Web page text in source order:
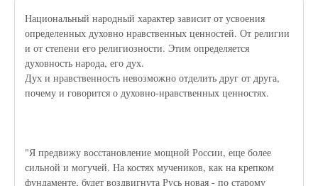
Национальный народный характер зависит от усвоения
определенных духовно нравственных ценностей. От религии
и от степени его религиозности. Этим определяется
духовность народа, его дух.
Дух и нравственность невозможно отделить друг от друга,
почему и говорится о духовно-нравственных ценностях.
"Я предвижу восстановление мощной России, еще более
сильной и могучей. На костях мучеников, как на крепком
фундаменте, будет воздвигнута Русь новая - по старому